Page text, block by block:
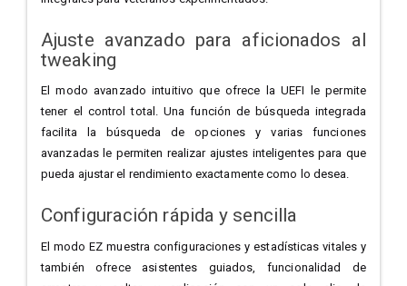
Ajuste avanzado para aficionados al
tweaking
El modo avanzado intuitivo que ofrece la UEFI le permite
tener el control total. Una función de búsqueda integrada
facilita la búsqueda de opciones y varias funciones
avanzadas le permiten realizar ajustes inteligentes para que
pueda ajustar el rendimiento exactamente como lo desea.
Configuración rápida y sencilla
El modo EZ muestra configuraciones y estadísticas vitales y
también ofrece asistentes guiados, funcionalidad de